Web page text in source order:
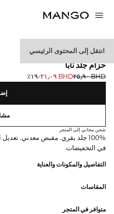
انتقل إلى المحتوى الرئيسي
الجلد
حزام جلد نابا
السعر الأول محذوف [BHD ٢٥٫٩٠ ]
BHD ٢٥٫٩٠
السعر الحالي [BHD ٢١٫٠٩ ]BHD ٢١٫٠٩ ؜-١٩٪؜
حدد اللون
شحن مجاني إلى المتجر
100% جلد بقري. مقبض معدني.
في التخفيضات
التفاصيل والمكونات والعناية
المقاسات
متوافر في المتجر